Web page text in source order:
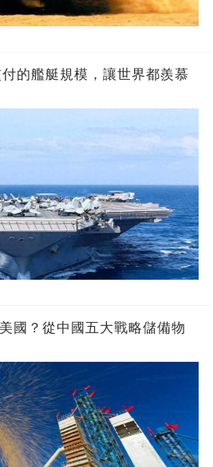
的艦艇規模，讓世界都羨慕
國？從中國五大戰略儲備物